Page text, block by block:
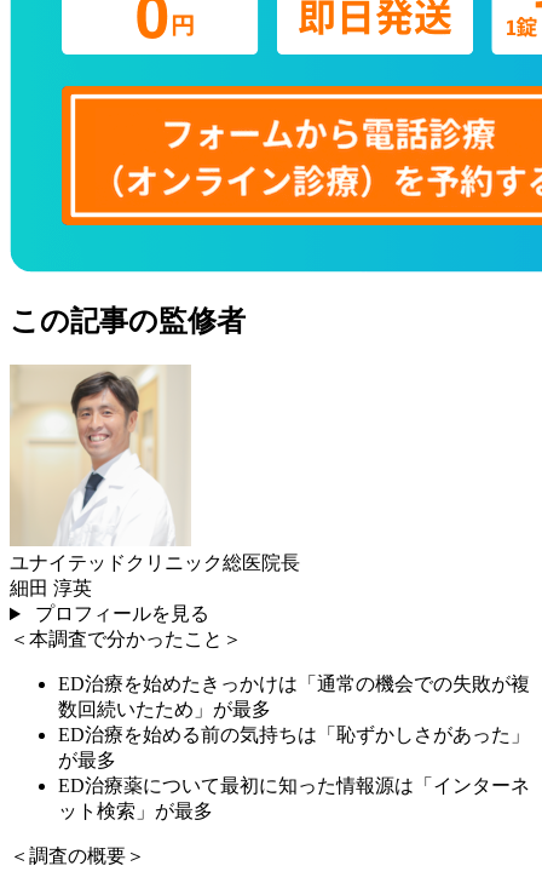
この記事の監修者
ユナイテッドクリニック総医院長
細田 淳英
プロフィールを見る
＜本調査で分かったこと＞
ED治療を始めたきっかけは「通常の機会での失敗が複
数回続いたため」が最多
ED治療を始める前の気持ちは「恥ずかしさがあった」
が最多
ED治療薬について最初に知った情報源は「インターネ
ット検索」が最多
＜調査の概要＞